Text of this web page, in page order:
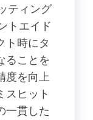
ティング
トエイド
ト時にタ
ることを
度を向上
スヒット
一貫した